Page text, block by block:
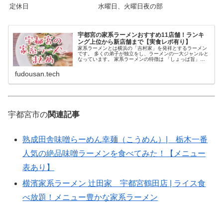
定休日
水曜日、火曜日夜の部
宇都宮の家系ラーメンおすすめ11店舗！ランキ
ング上位から新店舗まで【実食レポ有り】
家系ラーメンとは横浜の「吉村家」を発祥とするラーメン
です。 多くの弟子が独立をし、ラーメンの一大ジャンルと
なっています。 家系ラーメンの特徴は 「しょっぱ旨」な
fudousan.tech
宇都宮市の関連記事
熟成田舎味噌らーめん幸麺（こうめん）| 栃木一番
人気の絶品味噌ラーメンを食べてみた！【メニュー
表あり】
横濱家系ラーメン 辻田家 宇都宮鶴田店 | ライス食
べ放題！メニュー豊かな家系ラーメン